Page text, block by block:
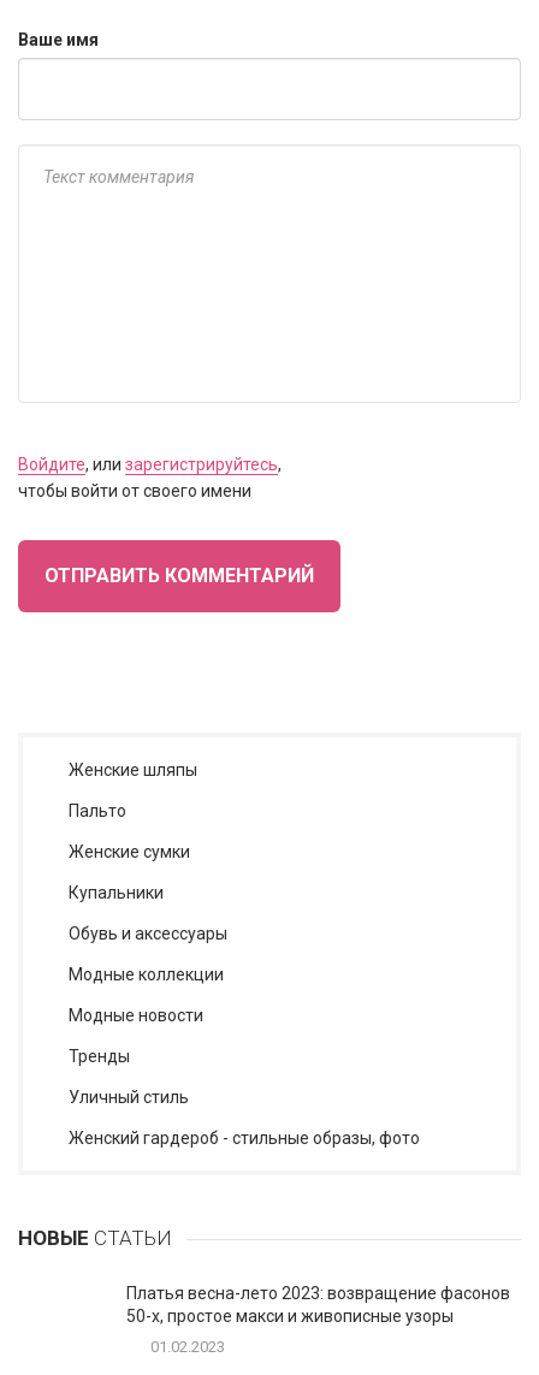
Ваше имя
Войдите, или зарегистрируйтесь,
чтобы войти от своего имени
ОТПРАВИТЬ КОММЕНТАРИЙ
Женские шляпы
Пальто
Женские сумки
Купальники
Обувь и аксессуары
Модные коллекции
Модные новости
Тренды
Уличный стиль
Женский гардероб - стильные образы, фото
НОВЫЕ СТАТЬИ
Платья весна-лето 2023: возвращение фасонов
50-х, простое макси и живописные узоры
01.02.2023